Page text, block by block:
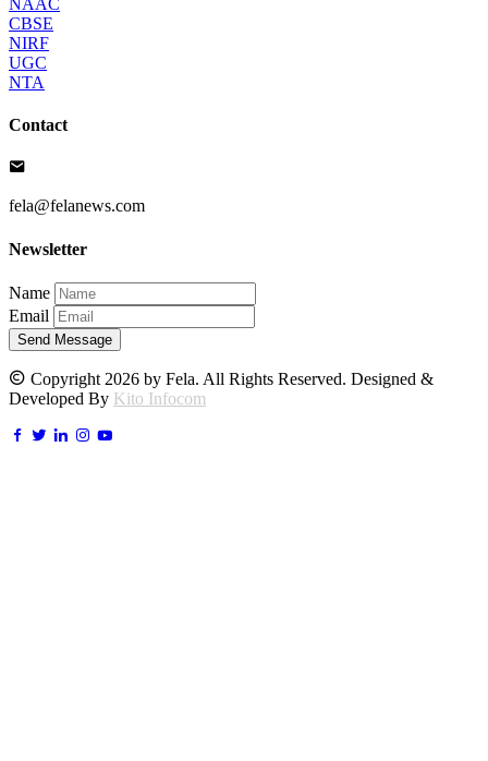
CBSE
NIRF
UGC
NTA
Contact
fela@felanews.com
Newsletter
Name
Email
Send Message
Copyright 2026 by Fela. All Rights Reserved. Designed &
Developed By Kito Infocom